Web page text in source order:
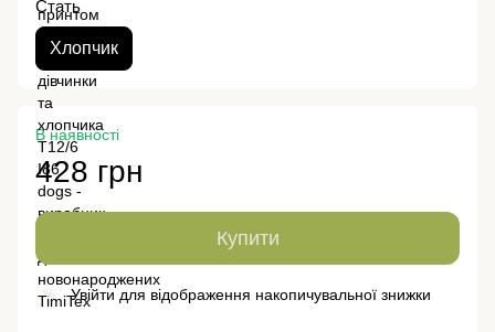
Стать
Хлопчик
В наявності
428 грн
Купити
% Увійти для відображення накопичувальної знижки